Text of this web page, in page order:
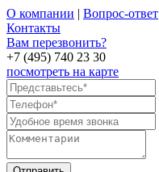
О компании | Вопрос-ответ
Контакты
Вам перезвонить?
+7 (495) 740 23 30
посмотреть на карте